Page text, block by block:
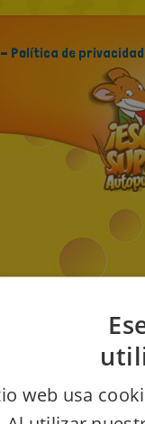
- Política de privacidad
web usa